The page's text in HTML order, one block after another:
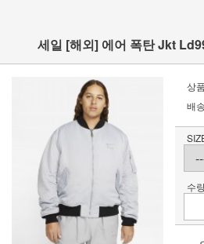
세일 [해외] 에어 폭탄 Jkt
상
배
수